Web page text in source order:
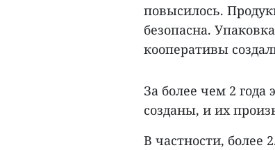
повысилось.
безопасна.
кооперативы
За более чем 2
созданы, и их
В частности, более